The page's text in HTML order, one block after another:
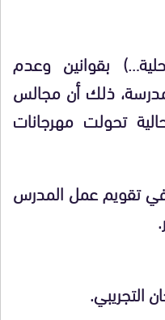
بقوانين وعدم
ذلك أن مجالس
تحولت مهرجانات
تقويم عمل المدرس
التجريبي.